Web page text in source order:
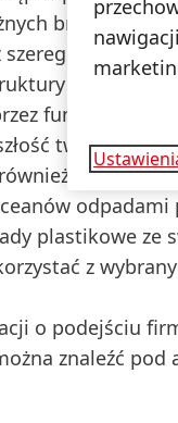
branż i
szeregiem
recyklingu.
fundację
tworzyw
z
plastikowe ze
z
o podejściu
znaleźć pod